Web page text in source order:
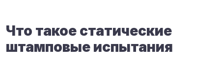
Что такое статические
штамповые испытания